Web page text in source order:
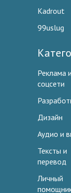
Kadrout
99uslug
Реклама и
соцсети
Дизайн
Аудио и
Тексты и
перевод
Личный